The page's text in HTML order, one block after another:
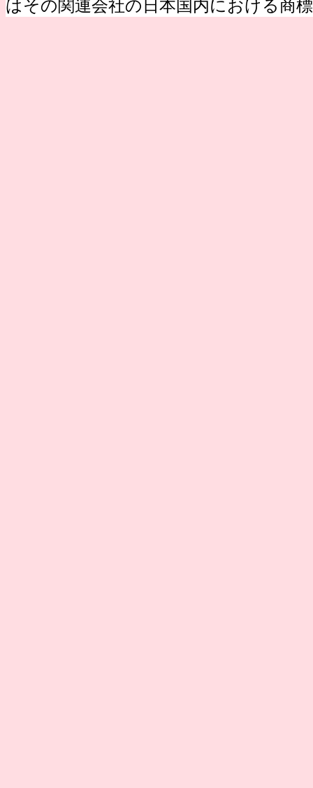
はその関連会社の日本国内における商